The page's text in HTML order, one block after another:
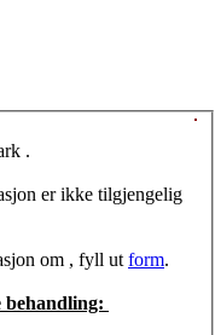
.
er ikke tilgjengelig
om , fyll ut form.